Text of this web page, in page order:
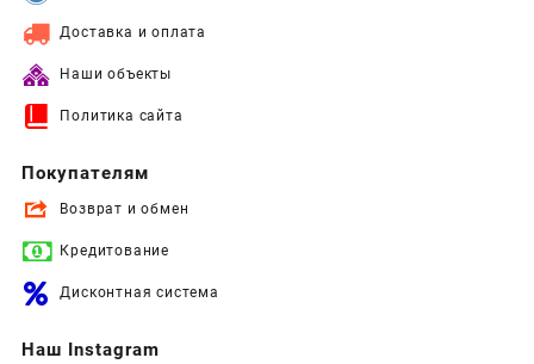
Доставка и оплата
Наши объекты
Политика сайта
Покупателям
Возврат и обмен
Кредитование
Дисконтная система
Наш Instagram